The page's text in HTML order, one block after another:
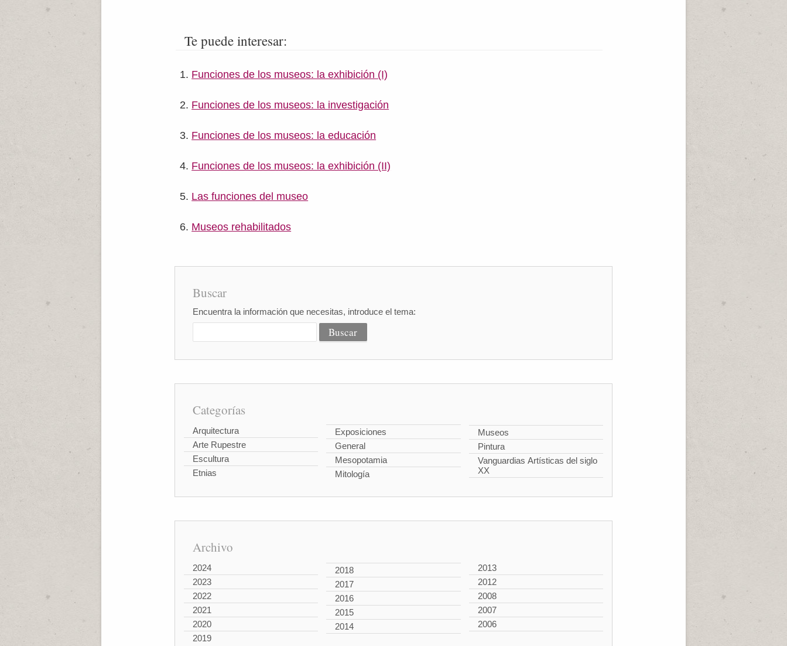
Te puede interesar:
Funciones de los museos: la exhibición (I)
Funciones de los museos: la investigación
Funciones de los museos: la educación
Funciones de los museos: la exhibición (II)
Las funciones del museo
Museos rehabilitados
Buscar
Encuentra la información que necesitas, introduce el tema:
Categorías
Arquitectura
Arte Rupestre
Escultura
Etnias
Exposiciones
General
Mesopotamia
Mitología
Museos
Pintura
Vanguardias Artísticas del siglo
XX
Archivo
2024
2023
2022
2021
2020
2019
2018
2017
2016
2015
2014
2013
2012
2008
2007
2006